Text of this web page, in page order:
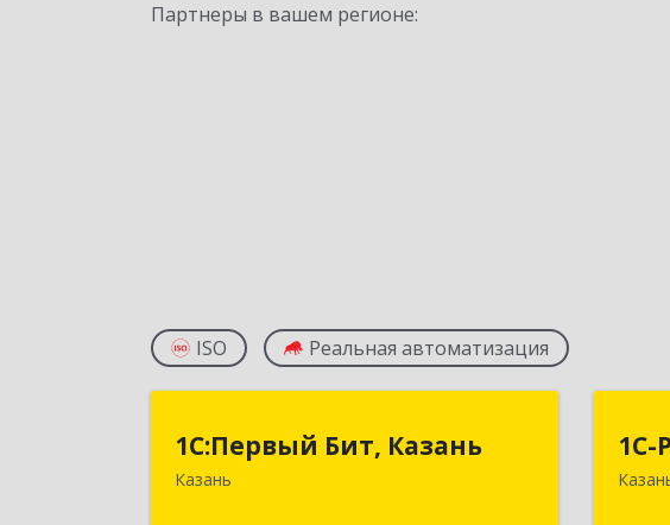
Партнеры в вашем регионе:
ISO Реальная автоматизация
1С:Первый Бит, Казань
Казань
1С:Первый Бит, Казань
420133, Татарстан Респ, Казань г,
1С-